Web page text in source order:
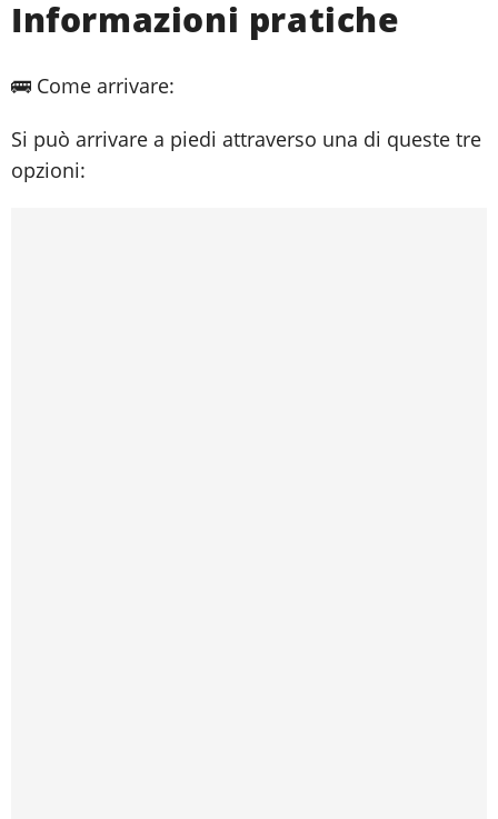
Informazioni pratiche
🚌 Come arrivare:
Si può arrivare a piedi attraverso una di queste tre
opzioni: